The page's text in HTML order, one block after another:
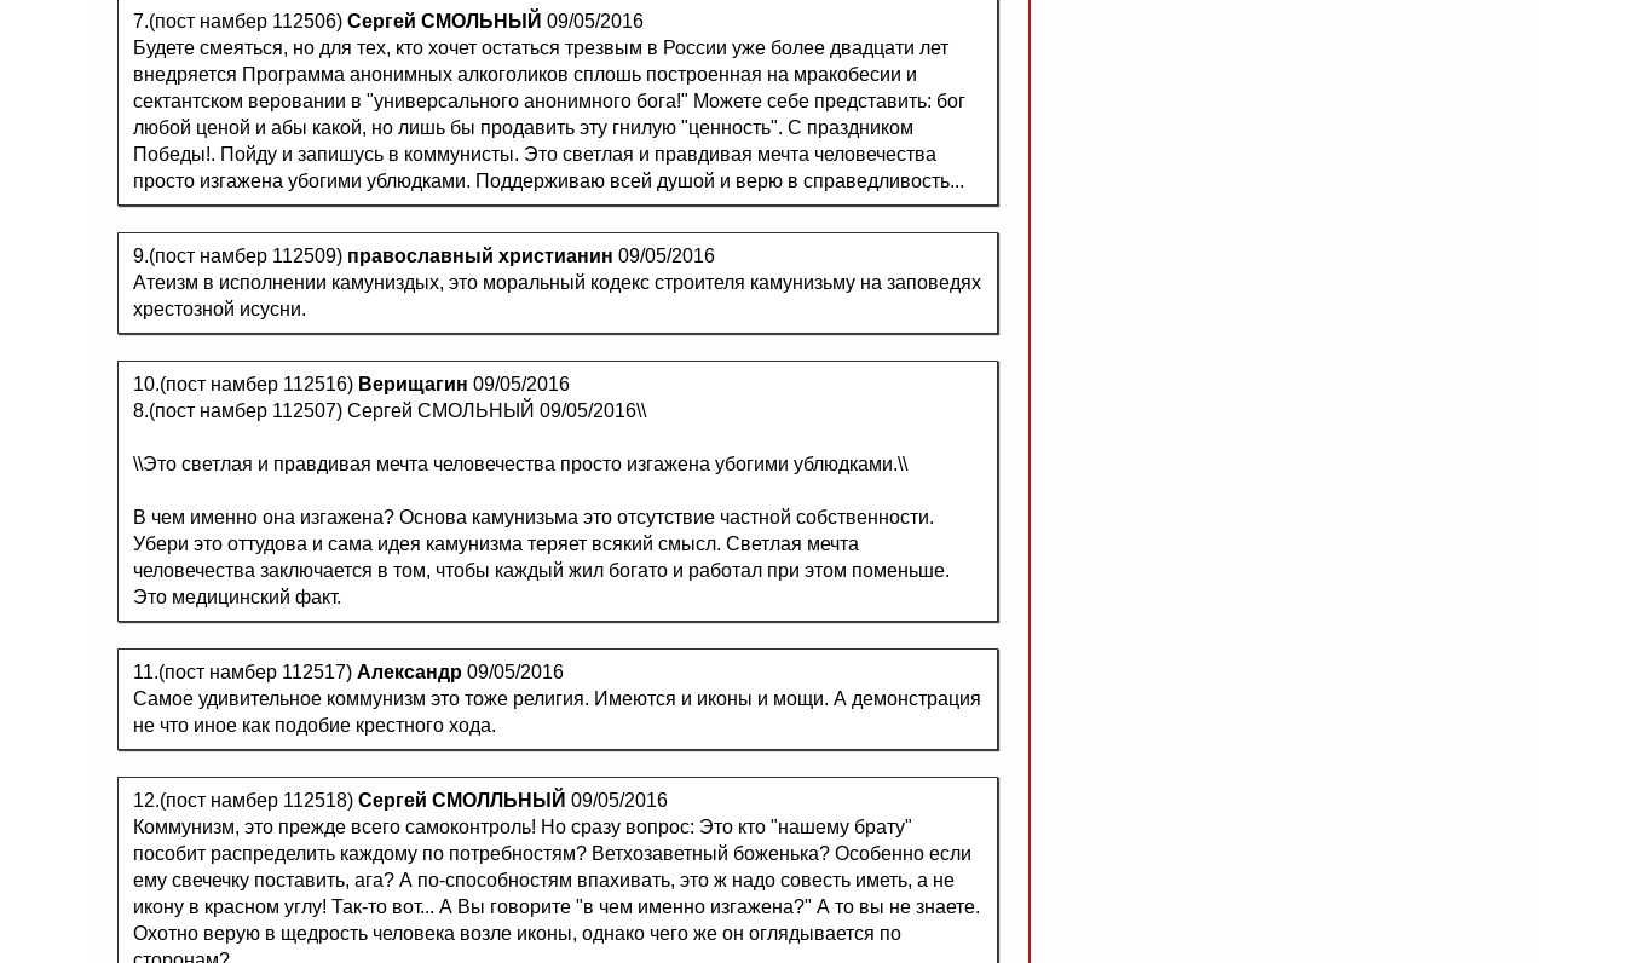
7.(пост намбер 112506) Сергей СМОЛЬНЫЙ 09/05/2016
Будете смеяться, но для тех, кто хочет остаться трезвым в России уже более двадцати лет
внедряется Программа анонимных алкоголиков сплошь построенная на мракобесии и
сектантском веровании в "универсального анонимного бога!" Можете себе представить: бог
любой ценой и абы какой, но лишь бы продавить эту гнилую "ценность". С праздником
Победы!. Пойду и запишусь в коммунисты. Это светлая и правдивая мечта человечества
просто изгажена убогими ублюдками. Поддерживаю всей душой и верю в справедливость...
9.(пост намбер 112509) православный христианин 09/05/2016
Атеизм в исполнении камуниздых, это моральный кодекс строителя камунизьму на заповедях
хрестозной исусни.
10.(пост намбер 112516) Верищагин 09/05/2016
8.(пост намбер 112507) Сергей СМОЛЬНЫЙ 09/05/2016\\
\\Это светлая и правдивая мечта человечества просто изгажена убогими ублюдками.\\
В чем именно она изгажена? Основа камунизьма это отсутствие частной собственности.
Убери это оттудова и сама идея камунизма теряет всякий смысл. Светлая мечта
человечества заключается в том, чтобы каждый жил богато и работал при этом поменьше.
Это медицинский факт.
11.(пост намбер 112517) Александр 09/05/2016
Самое удивительное коммунизм это тоже религия. Имеются и иконы и мощи. А демонстрация
не что иное как подобие крестного хода.
12.(пост намбер 112518) Сергей СМОЛЛЬНЫЙ 09/05/2016
Коммунизм, это прежде всего самоконтроль! Но сразу вопрос: Это кто "нашему брату"
пособит распределить каждому по потребностям? Ветхозаветный боженька? Особенно если
ему свечечку поставить, ага? А по-способностям впахивать, это ж надо совесть иметь, а не
икону в красном углу! Так-то вот... А Вы говорите "в чем именно изгажена?" А то вы не знаете.
Охотно верую в щедрость человека возле иконы, однако чего же он оглядывается по